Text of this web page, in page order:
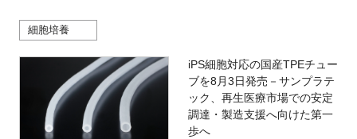
細胞培養
iPS細胞対応の国産TPEチュー
ブを8月3日発売－サンプラテ
ック、再生医療市場での安定
調達・製造支援へ向けた第一
歩へ